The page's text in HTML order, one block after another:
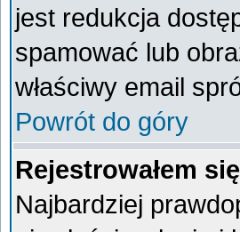
jest redukcja
spamować lub
właściwy email
Powrót do góry
Rejestrowałem
Najbardziej